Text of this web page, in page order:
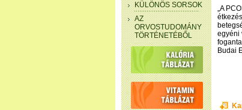
KÜLÖNÖS SORSOK
AZ
ORVOSTUDOMÁNY
TÖRTÉNETÉBŐL
„A
egyéni
Budai